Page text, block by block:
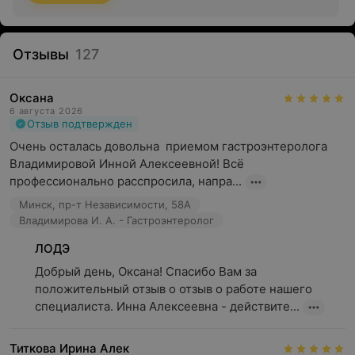
необычный цвет каловых масс, появление рвоты
Отзывы 127
Оксана
6 августа 2026
Отзыв подтвержден
Очень осталась довольна  приемом гастроэнтеролога
Владимировой Инной Алексеевной! Всё
профессионально расспросила, напра...
Минск, пр-т Независимости, 58А
Владимирова И. А. - Гастроэнтеролог
ЛОДЭ
Добрый день, Оксана! Спасибо Вам за
положительный отзыв о отзыв о работе нашего
специалиста. Инна Алексеевна - действите...
Титкова Ирина Алек